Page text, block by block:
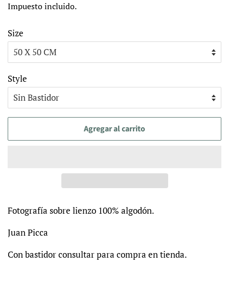
venta
Impuesto incluido.
Size
Style
Agregar al carrito
Fotografía sobre lienzo 100% algodón.
Juan Picca
Con bastidor consultar para compra en tienda.